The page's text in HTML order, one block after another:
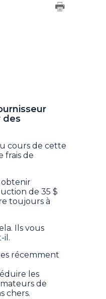
des
cours de cette
frais de
obtenir
de 35 $
toujours à
Ils vous
il.
récemment
les
de
chers.